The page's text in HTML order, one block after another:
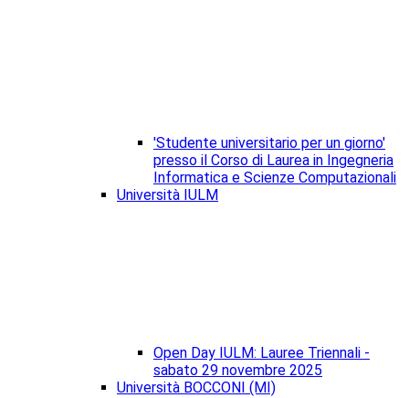
'Studente universitario per un giorno'
presso il Corso di Laurea in Ingegneria
Informatica e Scienze Computazionali
Università IULM
Open Day IULM: Lauree Triennali -
sabato 29 novembre 2025
Università BOCCONI (MI)